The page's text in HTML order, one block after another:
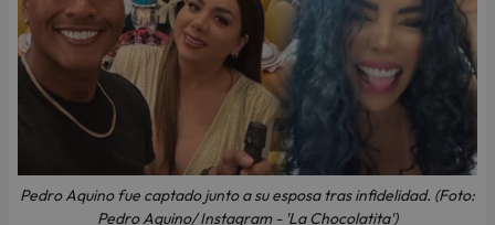
Pedro Aquino fue captado junto a su esposa tras infidelidad. (Foto:
Pedro Aquino/ Instagram - 'La Chocolatita')